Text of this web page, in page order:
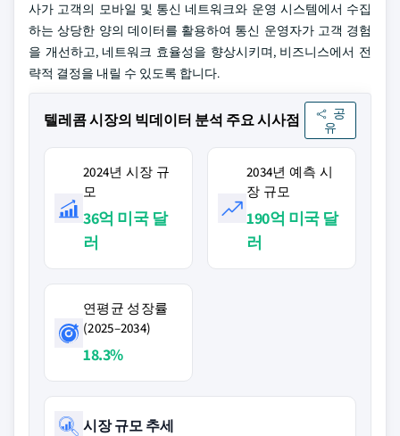
사가 고객의 모바일 및 통신 네트워크와 운영 시스템에서 수집
하는 상당한 양의 데이터를 활용하여 통신 운영자가 고객 경험
을 개선하고, 네트워크 효율성을 향상시키며, 비즈니스에서 전
략적 결정을 내릴 수 있도록 합니다.
텔레콤 시장의 빅데이터 분석 주요 시사점
공
유
2024년 시장 규
모
36억 미국 달
러
2034년 예측 시
장 규모
190억 미국 달
러
연평균 성장률
(2025–2034)
18.3%
시장 규모 추세